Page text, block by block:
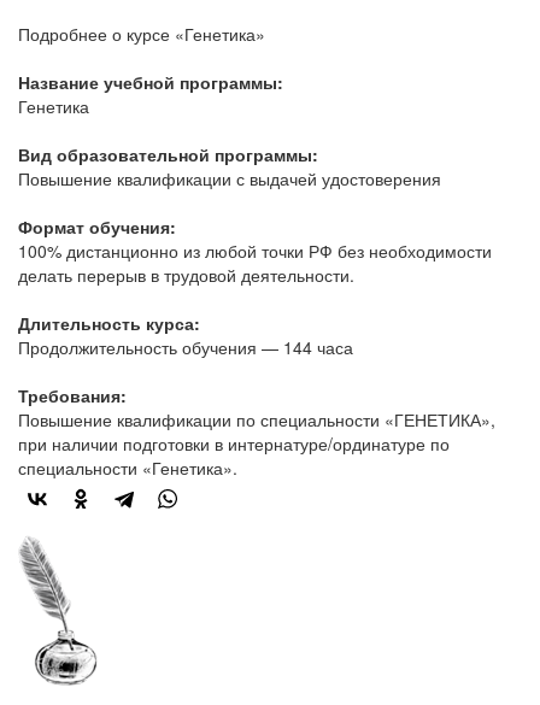
Подробнее о курсе «Генетика»
Название учебной программы:
Генетика
Вид образовательной программы:
Повышение квалификации с выдачей удостоверения
Формат обучения:
100% дистанционно из любой точки РФ без необходимости
делать перерыв в трудовой деятельности.
Длительность курса:
Продолжительность обучения — 144 часа
Требования:
Повышение квалификации по специальности «ГЕНЕТИКА»,
при наличии подготовки в интернатуре/ординатуре по
специальности «Генетика».